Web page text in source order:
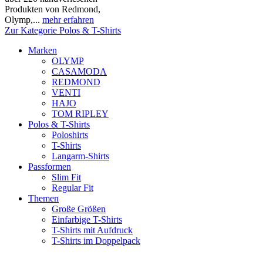
Produkten von Redmond,
Olymp,... mehr erfahren
Zur Kategorie Polos & T-Shirts
Marken
OLYMP
CASAMODA
REDMOND
VENTI
HAJO
TOM RIPLEY
Polos & T-Shirts
Poloshirts
T-Shirts
Langarm-Shirts
Passformen
Slim Fit
Regular Fit
Themen
Große Größen
Einfarbige T-Shirts
T-Shirts mit Aufdruck
T-Shirts im Doppelpack